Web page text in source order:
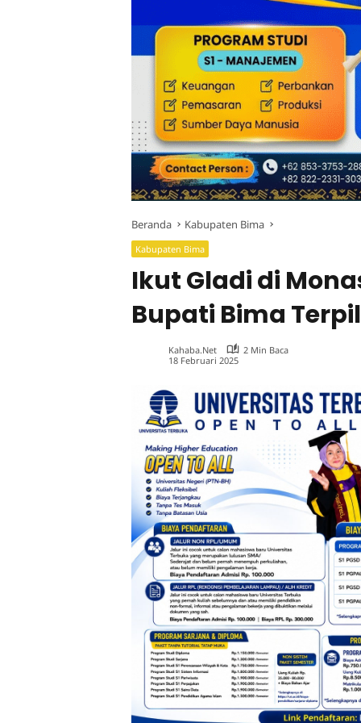
Beranda Kabupaten Bima
Kabupaten Bima
Ikut Gladi di
Bupati Bima
Kahaba.net
2 Min Baca
18 Februari 2025